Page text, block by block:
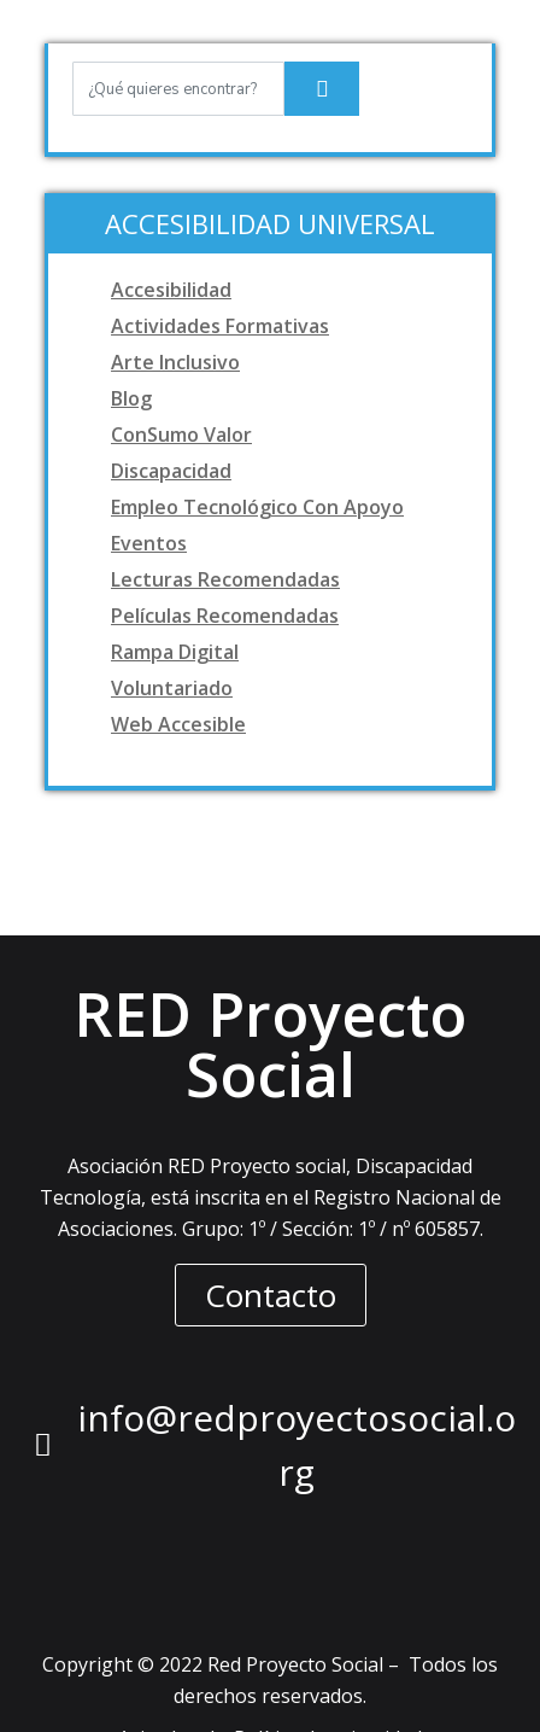
ACCESIBILIDAD UNIVERSAL
Accesibilidad
Actividades Formativas
Arte Inclusivo
Blog
ConSumo Valor
Discapacidad
Empleo Tecnológico Con Apoyo
Eventos
Lecturas Recomendadas
Películas Recomendadas
Rampa Digital
Voluntariado
Web Accesible
RED Proyecto
Social
Asociación RED Proyecto social, Discapacidad
Tecnología, está inscrita en el Registro Nacional de
Asociaciones. Grupo: 1º / Sección: 1º / nº 605857.
Contacto
info@redproyectosocial.o
rg
Copyright © 2022 Red Proyecto Social – Todos los
derechos reservados.